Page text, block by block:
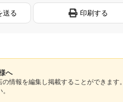
送る 印刷する
へ
情報を編集し掲載することができます。